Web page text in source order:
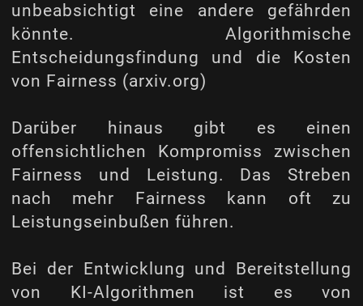
unbeabsichtigt eine andere gefährden
könnte. Algorithmische
Entscheidungsfindung und die Kosten
von Fairness (arxiv.org)
Darüber hinaus gibt es einen
offensichtlichen Kompromiss zwischen
Fairness und Leistung. Das Streben
nach mehr Fairness kann oft zu
Leistungseinbußen führen.
Bei der Entwicklung und Bereitstellung
von KI-Algorithmen ist es von